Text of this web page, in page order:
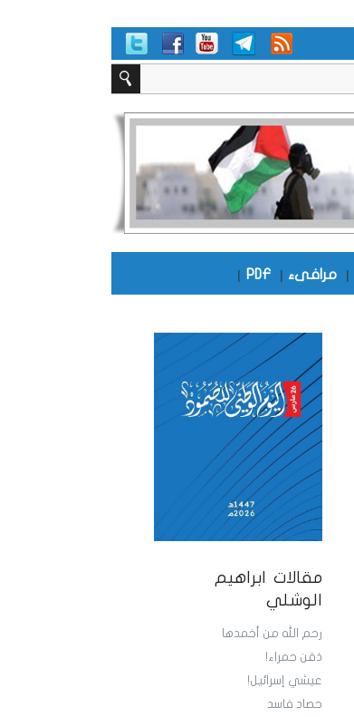
| مرافىء |
PDF
|
مقالات ابراهيم
الوشلي
رحم الله من أخمدها
ذقن حمراء!
عيشي إسرائيل!
حصاد فاسد